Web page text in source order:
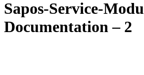
Sapos-Service-
Documentation – 2